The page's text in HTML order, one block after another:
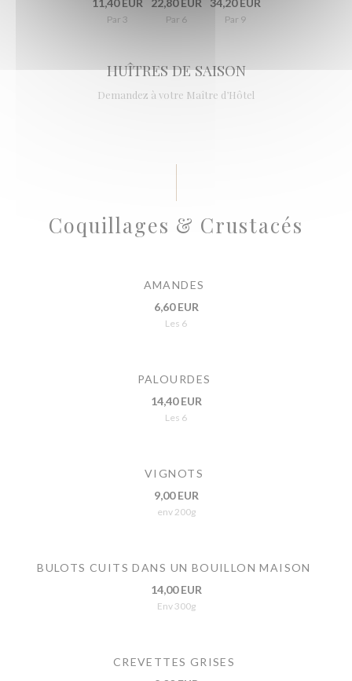
11,40 EUR
Par 3
22,80 EUR
Par 6
34,20 EUR
Par 9
HUÎTRES DE SAISON
Demandez à votre Maître d’Hôtel
Coquillages & Crustacés
AMANDES
6,60 EUR
Les 6
PALOURDES
14,40 EUR
Les 6
VIGNOTS
9,00 EUR
env 200g
BULOTS CUITS DANS UN BOUILLON MAISON
14,00 EUR
Env 300g
CREVETTES GRISES